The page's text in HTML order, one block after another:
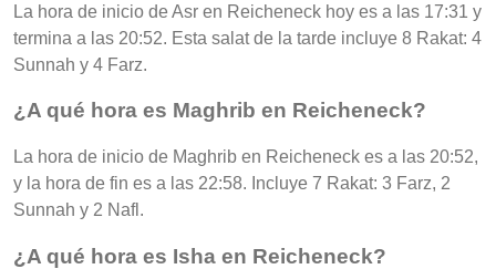
La hora de inicio de Asr en Reicheneck hoy es a las 17:31 y
termina a las 20:52. Esta salat de la tarde incluye 8 Rakat: 4
Sunnah y 4 Farz.
¿A qué hora es Maghrib en Reicheneck?
La hora de inicio de Maghrib en Reicheneck es a las 20:52,
y la hora de fin es a las 22:58. Incluye 7 Rakat: 3 Farz, 2
Sunnah y 2 Nafl.
¿A qué hora es Isha en Reicheneck?